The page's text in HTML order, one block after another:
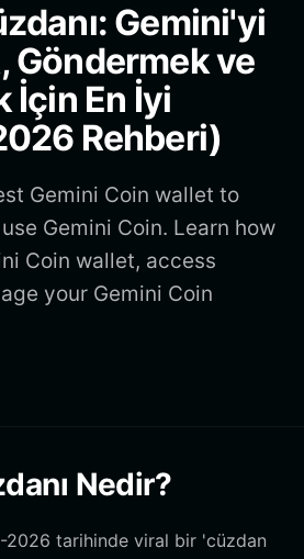
Gemini'yi
Göndermek ve
İçin En İyi
Rehberi)
Gemini Coin wallet to
Gemini Coin. Learn how
Coin wallet, access
your Gemini Coin
Nedir?
2026 tarihinde viral bir 'cüzdan